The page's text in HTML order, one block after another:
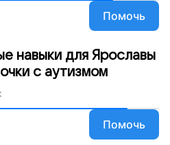
Помочь
навыки для Ярославы
с аутизмом
Помочь